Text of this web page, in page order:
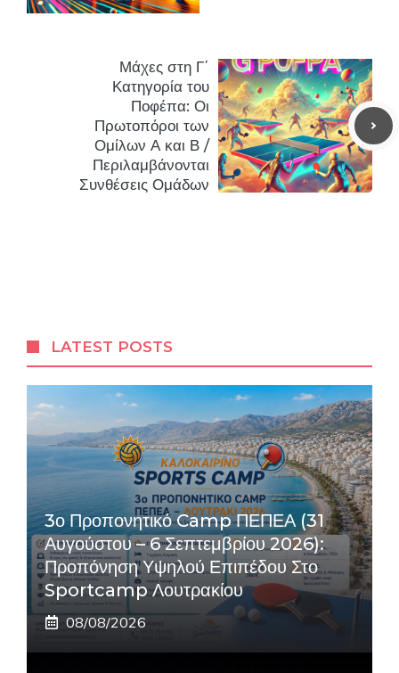
Μάχες στη Γ΄
Κατηγορία του
Ποφέπα: Οι
Πρωτοπόροι των
Ομίλων Α και Β /
Περιλαμβάνονται
Συνθέσεις Ομάδων
LATEST POSTS
3ο Προπονητικό Camp ΠΕΠΕΑ (31
Αυγούστου – 6 Σεπτεμβρίου 2026):
Προπόνηση Υψηλού Επιπέδου Στο
Sportcamp Λουτρακίου
08/08/2026